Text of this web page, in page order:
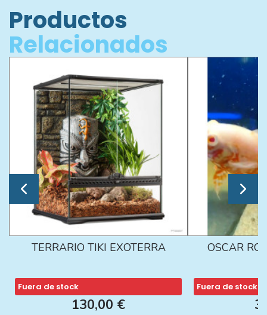
Productos
Relacionados
TERRARIO TIKI EXOTERRA
Fuera de stock
130,00 €
OSCAR
Fuera de stock